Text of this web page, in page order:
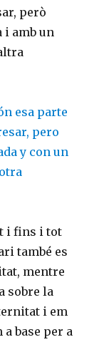
però
i amb un
esa parte
pero
y con un
i fins i tot
també es
mentre
sobre la
i em
base per a